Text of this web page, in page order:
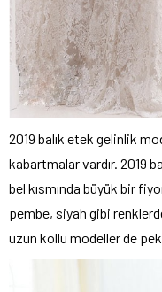
2019 balık etek gelinlik
kabartmalar vardır. 2019
bel kısmında büyük bir
pembe, siyah gibi
uzun kollu modeller de pek